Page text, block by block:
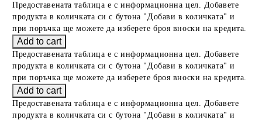
Предоставената таблица е с информационна цел. Добавете
продукта в количката си с бутона "Добави в количката" и
при поръчка ще можете да изберете броя вноски на кредита.
Предоставената таблица е с информационна цел. Добавете
продукта в количката си с бутона "Добави в количката" и
при поръчка ще можете да изберете броя вноски на кредита.
Предоставената таблица е с информационна цел. Добавете
продукта в количката си с бутона "Добави в количката" и